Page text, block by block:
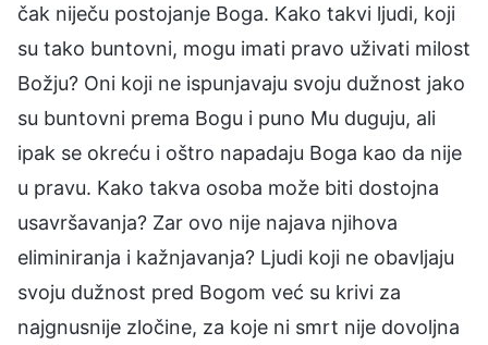
čak niječu postojanje Boga. Kako takvi ljudi, koji
su tako buntovni, mogu imati pravo uživati milost
Božju? Oni koji ne ispunjavaju svoju dužnost jako
su buntovni prema Bogu i puno Mu duguju, ali
ipak se okreću i oštro napadaju Boga kao da nije
u pravu. Kako takva osoba može biti dostojna
usavršavanja? Zar ovo nije najava njihova
eliminiranja i kažnjavanja? Ljudi koji ne obavljaju
svoju dužnost pred Bogom već su krivi za
najgnusnije zločine, za koje ni smrt nije dovoljna